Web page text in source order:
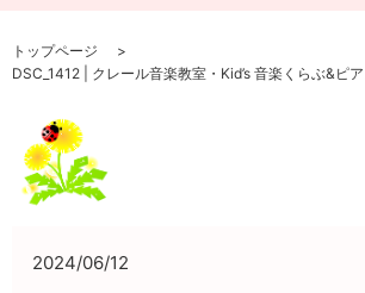
トップページ
DSC_1412 | クレール音楽教室・Kid’s 音楽くらぶ&ピ
2024/06/12